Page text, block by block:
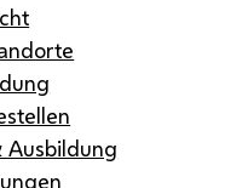
Ausbildung